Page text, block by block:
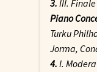
3. III.
Piano
Turku
Jorma,
4. I.